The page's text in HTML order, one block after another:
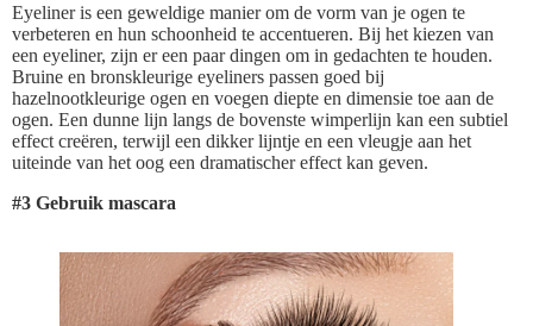
Eyeliner is een geweldige manier om de vorm van je ogen te
verbeteren en hun schoonheid te accentueren. Bij het kiezen van
een eyeliner, zijn er een paar dingen om in gedachten te houden.
Bruine en bronskleurige eyeliners passen goed bij
hazelnootkleurige ogen en voegen diepte en dimensie toe aan de
ogen. Een dunne lijn langs de bovenste wimperlijn kan een subtiel
effect creëren, terwijl een dikker lijntje en een vleugje aan het
uiteinde van het oog een dramatischer effect kan geven.
#3 Gebruik mascara